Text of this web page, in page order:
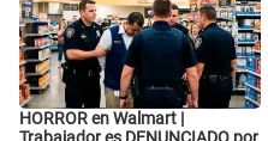
HORROR en Walmart |